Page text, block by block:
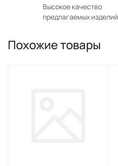
Высокое качество
предлагаемых изделий
Похожие товары